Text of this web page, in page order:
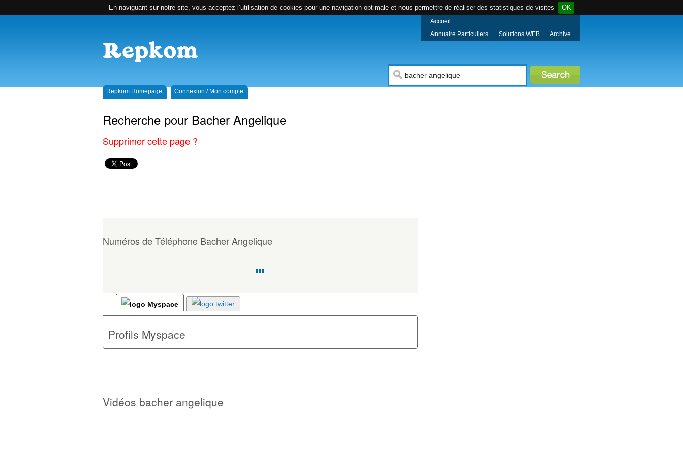
En naviguant sur notre site, vous acceptez l’utilisation de cookies pour une navigation optimale et nous permettre de réaliser des statistiques de visites OK
Accueil
Annuaire Particuliers
Solutions WEB Archive
Repkom Homepage Connexion / Mon compte
Recherche pour Bacher Angelique
Supprimer cette page ?
Numéros de Téléphone Bacher Angelique
Profils Myspace
Vidéos bacher angelique